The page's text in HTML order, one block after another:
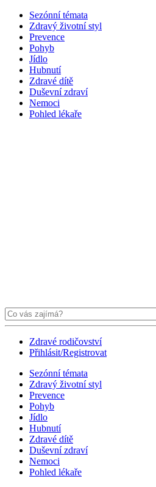
Sezónní témata
Zdravý životní styl
Prevence
Pohyb
Jídlo
Hubnutí
Zdravé dítě
Duševní zdraví
Nemoci
Pohled lékaře
Zdravé rodičovství
Přihlásit/Registrovat
Sezónní témata
Zdravý životní styl
Prevence
Pohyb
Jídlo
Hubnutí
Zdravé dítě
Duševní zdraví
Nemoci
Pohled lékaře